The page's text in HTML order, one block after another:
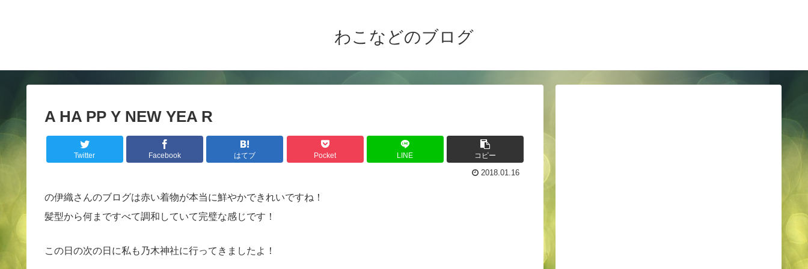
わこなどのブログ
A HA PP Y NEW YEA R
Twitter Facebook はてブ Pocket LINE コピー
2018.01.16
の伊織さんのブログは赤い着物が本当に鮮やかできれいですね！
髪型から何まですべて調和していて完璧な感じです！
この日の次の日に私も乃木神社に行ってきましたよ！